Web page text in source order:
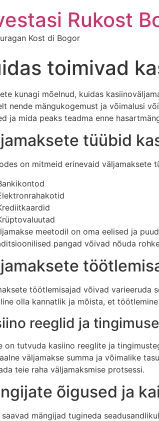
Rukost
Kost di Bogor
toimivad
kunagi mõelnud, kuidas
nende mängukogemust ja võimalusi
ja mida peaks teadma enne
tüübid
on mitmeid erinevaid väljamaksete
meetodil on oma eelised ja
pangad võivad nõuda
töötlemisajad võivad varieeruda
olla kannatlik ja mõista, et
reeglid ja
on tutvuda kasiino reeglite ja
väljamakse summa ja võimalike
teie raha väljamaksmise protsessi.
õigused ja
saavad mängijad tugineda